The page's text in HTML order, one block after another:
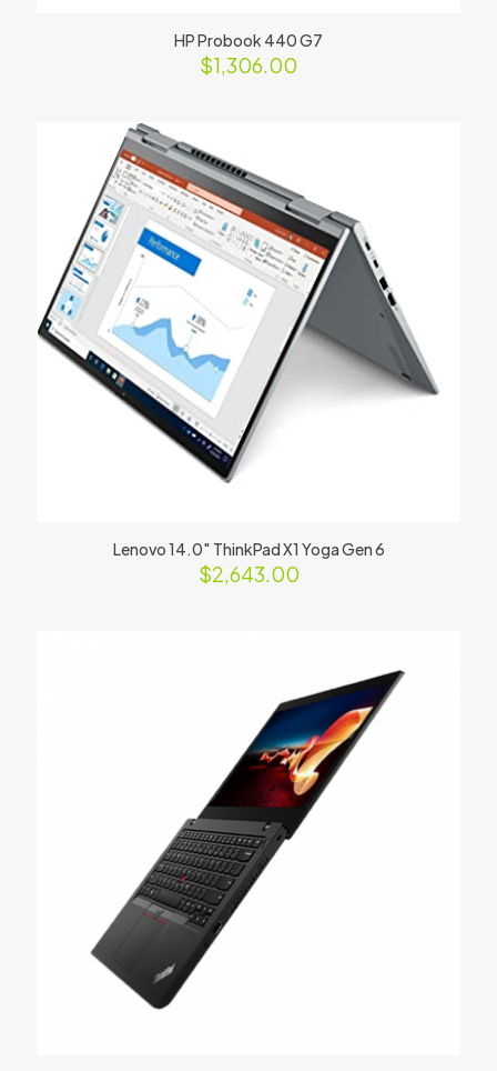
HP Probook 440 G7
$1,306.00
Lenovo 14.0″ ThinkPad X1 Yoga Gen 6
$2,643.00